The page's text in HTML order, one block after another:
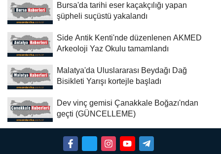
Bursa'da tarihi eser kaçakçılığı yapan
şüpheli suçüstü yakalandı
Side Antik Kenti'nde düzenlenen AKMED
Arkeoloji Yaz Okulu tamamlandı
Malatya'da Uluslararası Beydağı Dağ
Bisikleti Yarışı kortejle başladı
Dev vinç gemisi Çanakkale Boğazı'ndan
geçti (GÜNCELLEME)